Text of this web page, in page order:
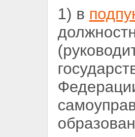
1) в